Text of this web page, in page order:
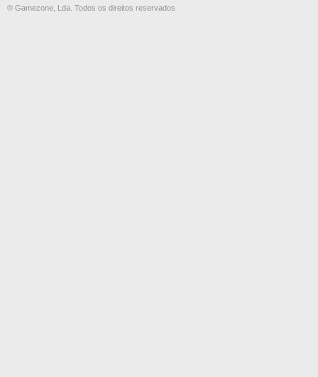
® Gamezone, Lda. Todos os direitos reservados